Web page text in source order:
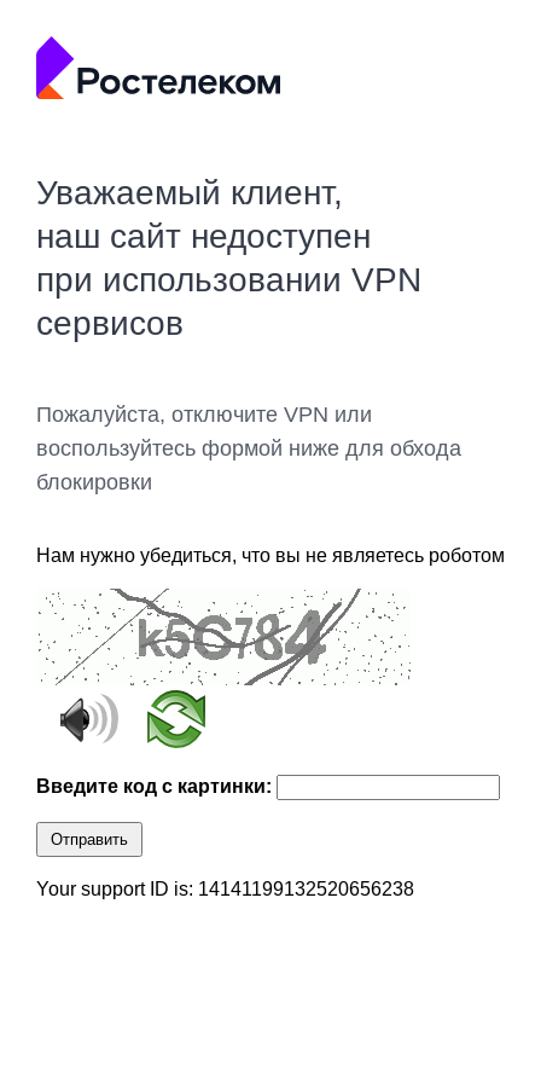
Уважаемый клиент,
наш сайт недоступен
при использовании VPN
сервисов
Пожалуйста, отключите VPN или
воспользуйтесь формой ниже для обхода
блокировки
Нам нужно убедиться, что вы не являетесь роботом
Введите код с картинки:
Отправить
Your support ID is: 14141199132520656238